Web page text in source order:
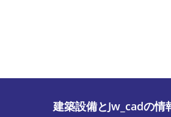
建築設備とJw_cadの情